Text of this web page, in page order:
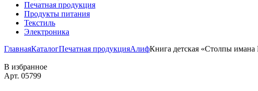
Печатная продукция
Продукты питания
Текстиль
Электроника
ГлавнаяКаталогПечатная продукцияАлифКнига детская «Столпы имана
В избранное
Арт. 05799